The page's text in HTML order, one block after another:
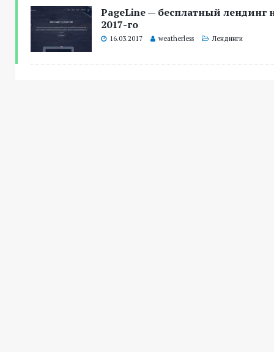
PageLine — бесплатный лендинг
2017-го
16.03.2017 weatherless Лендинги